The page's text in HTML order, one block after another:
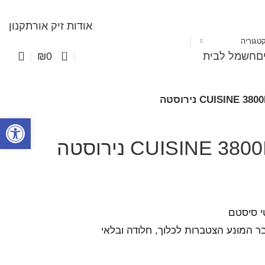
אודות זיק אורתקנון
חשמל לבית 0
₪0
סיסטם
המונע הצטברות לכלוך, חלודה ובלאי
פתח